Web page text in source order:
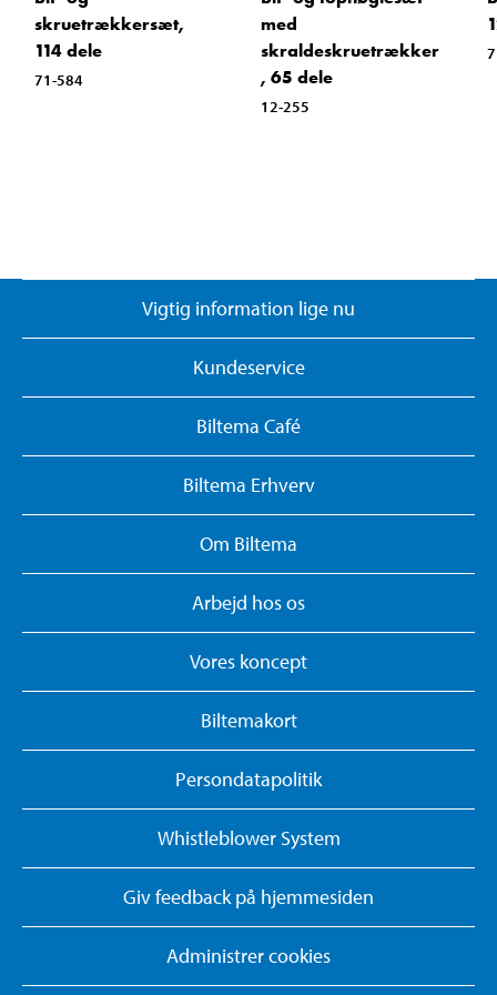
skruetrækkersæt,
114 dele
71-584
med
skraldeskruetrækker
, 65 dele
12-255
Vigtig information lige nu
Kundeservice
Biltema Café
Biltema Erhverv
Om Biltema
Arbejd hos os
Vores koncept
Biltemakort
Persondatapolitik
Whistleblower System
Giv feedback på hjemmesiden
Administrer cookies